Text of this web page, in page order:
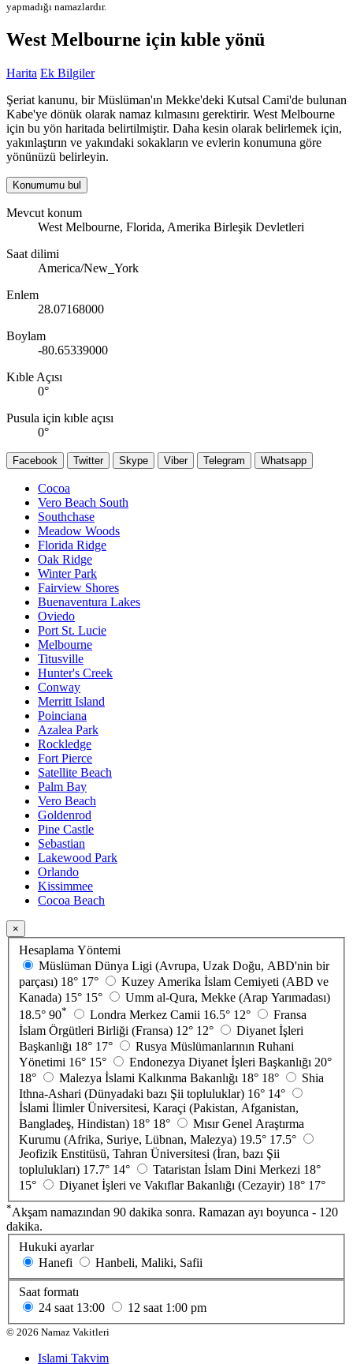
yapmadığı namazlardır.
West Melbourne için kıble yönü
Harita Ek Bilgiler
Şeriat kanunu, bir Müslüman'ın Mekke'deki Kutsal Cami'de bulunan
Kabe'ye dönük olarak namaz kılmasını gerektirir. West Melbourne
için bu yön haritada belirtilmiştir. Daha kesin olarak belirlemek için,
yakınlaştırın ve yakındaki sokakların ve evlerin konumuna göre
yönünüzü belirleyin.
Konumumu bul
Mevcut konum
West Melbourne, Florida, Amerika Birleşik Devletleri
Saat dilimi
America/New_York
Enlem
28.07168000
Boylam
-80.65339000
Kıble Açısı
0°
Pusula için kıble açısı
0°
Facebook Twitter Skype Viber Telegram Whatsapp
Cocoa
Vero Beach South
Southchase
Meadow Woods
Florida Ridge
Oak Ridge
Winter Park
Fairview Shores
Buenaventura Lakes
Oviedo
Port St. Lucie
Melbourne
Titusville
Hunter's Creek
Conway
Merritt Island
Poinciana
Azalea Park
Rockledge
Fort Pierce
Satellite Beach
Palm Bay
Vero Beach
Goldenrod
Pine Castle
Sebastian
Lakewood Park
Orlando
Kissimmee
Cocoa Beach
×
Hesaplama Yöntemi
Müslüman Dünya Ligi (Avrupa, Uzak Doğu, ABD'nin bir
parçası) 18° 17°
Kuzey Amerika İslam Cemiyeti (ABD ve
Kanada) 15° 15°
Umm al-Qura, Mekke (Arap Yarımadası)
18.5° 90* Londra Merkez Camii 16.5° 12°
Fransa
İslam Örgütleri Birliği (Fransa) 12° 12°
Diyanet İşleri
Başkanlığı 18° 17°
Rusya Müslümanlarının Ruhani
Yönetimi 16° 15° Endonezya Diyanet İşleri Başkanlığı 20°
18°
Malezya İslami Kalkınma Bakanlığı 18° 18°
Shia
Ithna-Ashari (Dünyadaki bazı Şii topluluklar) 16° 14°
İslami İlimler Üniversitesi, Karaçi (Pakistan, Afganistan,
Bangladeş, Hindistan) 18° 18°
Mısır Genel Araştırma
Kurumu (Afrika, Suriye, Lübnan, Malezya) 19.5° 17.5°
Jeofizik Enstitüsü, Tahran Üniversitesi (İran, bazı Şii
toplulukları) 17.7° 14° Tataristan İslam Dini Merkezi 18°
15°
Diyanet İşleri ve Vakıflar Bakanlığı (Cezayir) 18° 17°
*Akşam namazından 90 dakika sonra. Ramazan ayı boyunca - 120
dakika.
Hukuki ayarlar
Hanefi
Hanbeli, Maliki, Safii
Saat formatı
24 saat 13:00 12 saat 1:00 pm
© 2026 Namaz Vakitleri
Islami Takvim